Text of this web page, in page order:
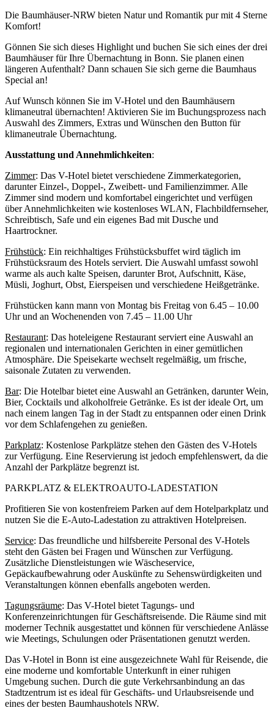
Die Baumhäuser-NRW bieten Natur und Romantik pur mit 4 Sterne
Komfort!
Gönnen Sie sich dieses Highlight und buchen Sie sich eines der drei
Baumhäuser für Ihre Übernachtung in Bonn. Sie planen einen
längeren Aufenthalt? Dann schauen Sie sich gerne die Baumhaus
Special an!
Auf Wunsch können Sie im V-Hotel und den Baumhäusern
klimaneutral übernachten! Aktivieren Sie im Buchungsprozess nach
Auswahl des Zimmers, Extras und Wünschen den Button für
klimaneutrale Übernachtung.
Ausstattung und Annehmlichkeiten:
Zimmer: Das V-Hotel bietet verschiedene Zimmerkategorien,
darunter Einzel-, Doppel-, Zweibett- und Familienzimmer. Alle
Zimmer sind modern und komfortabel eingerichtet und verfügen
über Annehmlichkeiten wie kostenloses WLAN, Flachbildfernseher,
Schreibtisch, Safe und ein eigenes Bad mit Dusche und
Haartrockner.
Frühstück: Ein reichhaltiges Frühstücksbuffet wird täglich im
Frühstücksraum des Hotels serviert. Die Auswahl umfasst sowohl
warme als auch kalte Speisen, darunter Brot, Aufschnitt, Käse,
Müsli, Joghurt, Obst, Eierspeisen und verschiedene Heißgetränke.
Frühstücken kann mann von Montag bis Freitag von 6.45 – 10.00
Uhr und an Wochenenden von 7.45 – 11.00 Uhr
Restaurant: Das hoteleigene Restaurant serviert eine Auswahl an
regionalen und internationalen Gerichten in einer gemütlichen
Atmosphäre. Die Speisekarte wechselt regelmäßig, um frische,
saisonale Zutaten zu verwenden.
Bar: Die Hotelbar bietet eine Auswahl an Getränken, darunter Wein,
Bier, Cocktails und alkoholfreie Getränke. Es ist der ideale Ort, um
nach einem langen Tag in der Stadt zu entspannen oder einen Drink
vor dem Schlafengehen zu genießen.
Parkplatz: Kostenlose Parkplätze stehen den Gästen des V-Hotels
zur Verfügung. Eine Reservierung ist jedoch empfehlenswert, da die
Anzahl der Parkplätze begrenzt ist.
PARKPLATZ & ELEKTROAUTO-LADESTATION
Profitieren Sie von kostenfreiem Parken auf dem Hotelparkplatz und
nutzen Sie die E-Auto-Ladestation zu attraktiven Hotelpreisen.
Service: Das freundliche und hilfsbereite Personal des V-Hotels
steht den Gästen bei Fragen und Wünschen zur Verfügung.
Zusätzliche Dienstleistungen wie Wäscheservice,
Gepäckaufbewahrung oder Auskünfte zu Sehenswürdigkeiten und
Veranstaltungen können ebenfalls angeboten werden.
Tagungsräume: Das V-Hotel bietet Tagungs- und
Konferenzeinrichtungen für Geschäftsreisende. Die Räume sind mit
moderner Technik ausgestattet und können für verschiedene Anlässe
wie Meetings, Schulungen oder Präsentationen genutzt werden.
Das V-Hotel in Bonn ist eine ausgezeichnete Wahl für Reisende, die
eine moderne und komfortable Unterkunft in einer ruhigen
Umgebung suchen. Durch die gute Verkehrsanbindung an das
Stadtzentrum ist es ideal für Geschäfts- und Urlaubsreisende und
eines der besten Baumhaushotels NRW.